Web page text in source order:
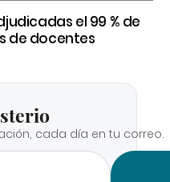
el 99 % de
de docentes
cada día en tu correo.